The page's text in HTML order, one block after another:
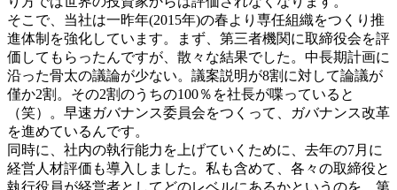
そこで、当社は一昨年(2015年)の春より専任組織をつくり推
進体制を強化しています。まず、第三者機関に取締役会を評
価してもらったんですが、散々な結果でした。中長期計画に
沿った骨太の議論が少ない。議案説明が8割に対して論議が
僅か2割。その2割のうちの100％を社長が喋っていると
（笑）。早速ガバナンス委員会をつくって、ガバナンス改革
を進めているんです。
同時に、社内の執行能力を上げていくために、去年の7月に
経営人材評価も導入しました。私も含めて、各々の取締役と
執行役員が経営者としてどのレベルにあるかというのを、第